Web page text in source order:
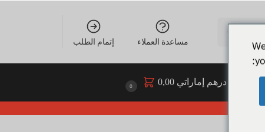
مساعدة العملاء إتمام الطلب
درهم إماراتي 0